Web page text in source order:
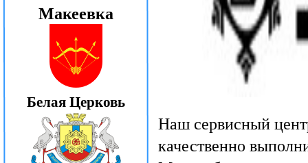
Макеевка
Белая Церковь
Наш сервисный
качественно